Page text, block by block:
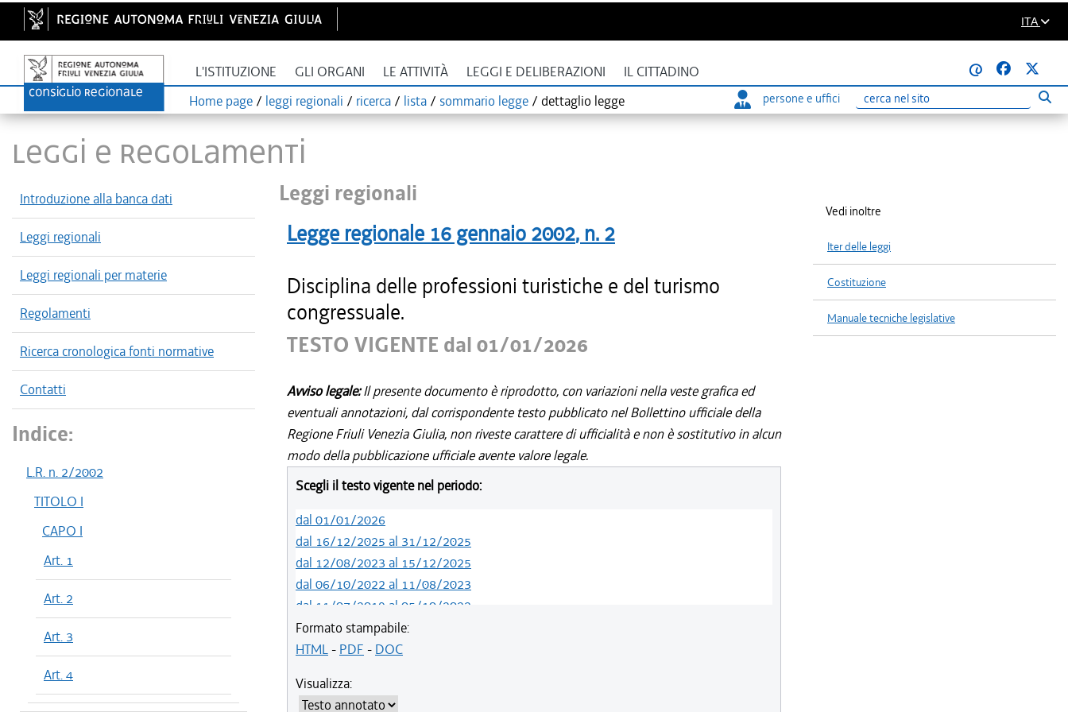
ITA
L'ISTITUZIONE GLI ORGANI LE ATTIVITÀ LEGGI E DELIBERAZIONI IL CITTADINO
@
Home page / leggi regionali / ricerca / lista / sommario legge / dettaglio legge persone e uffici
Ricerca
LEGGI E REGOLAMENTI
Introduzione alla banca dati
Leggi regionali
Leggi regionali per materie
Regolamenti
Ricerca cronologica fonti normative
Contatti
Indice:
L.R. n. 2/2002
TITOLO I
CAPO I
Art. 1
Art. 2
Art. 3
Art. 4
Leggi regionali
Legge regionale 16 gennaio 2002, n. 2
Disciplina delle professioni turistiche e del turismo
congressuale.
TESTO VIGENTE dal 01/01/2026
Avviso legale:Il presente documento è riprodotto, con variazioni nella veste grafica ed
eventuali annotazioni, dal corrispondente testo pubblicato nel Bollettino ufficiale della
Regione Friuli Venezia Giulia, non riveste carattere di ufficialità e non è sostitutivo in alcun
modo della pubblicazione ufficiale avente valore legale.
Scegli il testo vigente nel periodo:
dal 01/01/2026
dal 16/12/2025 al 31/12/2025
dal 12/08/2023 al 15/12/2025
dal 06/10/2022 al 11/08/2023
dal 11/07/2019 al 05/10/2022
dal 01/05/2019 al 10/07/2019
dal 12/04/2018 al 30/04/2019
dal 01/01/2018 al 28/03/2018
Formato stampabile:
HTML- PDF - DOC
Visualizza:
Vedi inoltre
Iter delle leggi
Costituzione
Manuale tecniche legislative